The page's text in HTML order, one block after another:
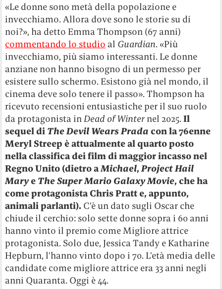
«Le donne sono metà della popolazione e
invecchiamo. Allora dove sono le storie su di
noi?», ha detto Emma Thompson (67 anni)
commentando lo studio al Guardian. «Più
invecchiamo, più siamo interessanti. Le donne
anziane non hanno bisogno di un permesso per
esistere sullo schermo. Esistono già nel mondo, il
cinema deve solo tenere il passo». Thompson ha
ricevuto recensioni entusiastiche per il suo ruolo
da protagonista inDead of Winter nel 2025.Il
sequel di The Devil Wears Prada con la 76enne
Meryl Streep è attualmente al quarto posto
nella classifica dei film di maggior incasso nel
Regno Unito (dietro aMichael,Project Hail
Marye The Super Mario Galaxy Movie, che ha
come protagonista Chris Pratt e, appunto,
animali parlanti). C’è un dato sugli Oscar che
chiude il cerchio: solo sette donne sopra i 60 anni
hanno vinto il premio come Migliore attrice
protagonista. Solo due, Jessica Tandy e Katharine
Hepburn, l’hanno vinto dopo i 70. L’età media delle
candidate come migliore attrice era 33 anni negli
anni Quaranta. Oggi è 44.